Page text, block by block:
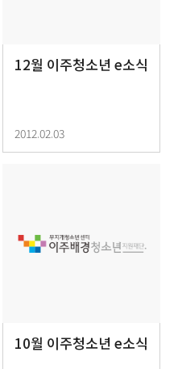
12월 이주청소년 e소식
2012.02.03
10월 이주청소년 e소식